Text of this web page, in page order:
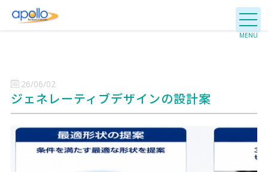
26/06/02
ジェネレーティブデザインの設計案